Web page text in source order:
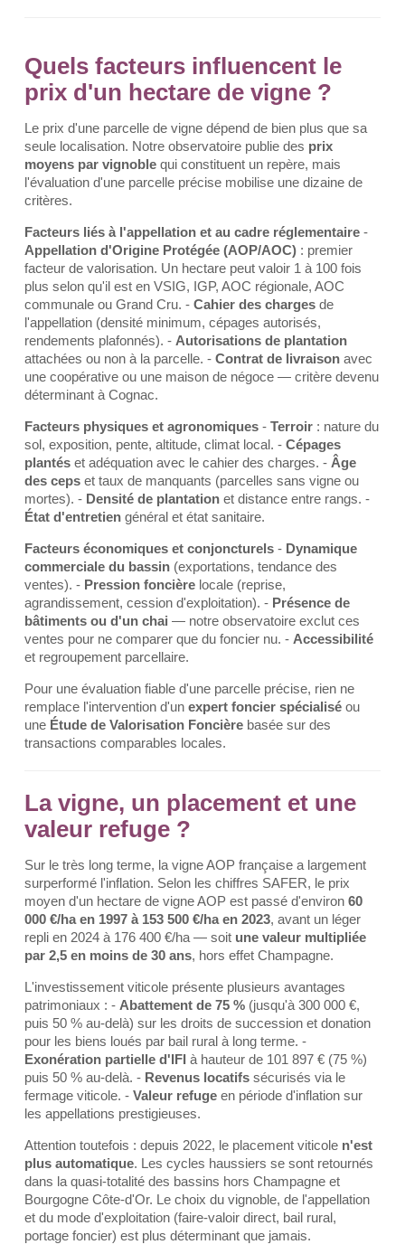
Quels facteurs influencent le
prix d'un hectare de vigne ?
Le prix d'une parcelle de vigne dépend de bien plus que sa
seule localisation. Notre observatoire publie des prix
moyens par vignoble qui constituent un repère, mais
l'évaluation d'une parcelle précise mobilise une dizaine de
critères.
Facteurs liés à l'appellation et au cadre réglementaire -
Appellation d'Origine Protégée (AOP/AOC) : premier
facteur de valorisation. Un hectare peut valoir 1 à 100 fois
plus selon qu'il est en VSIG, IGP, AOC régionale, AOC
communale ou Grand Cru. - Cahier des charges de
l'appellation (densité minimum, cépages autorisés,
rendements plafonnés). - Autorisations de plantation
attachées ou non à la parcelle. - Contrat de livraison avec
une coopérative ou une maison de négoce — critère devenu
déterminant à Cognac.
Facteurs physiques et agronomiques - Terroir : nature du
sol, exposition, pente, altitude, climat local. - Cépages
plantés et adéquation avec le cahier des charges. - Âge
des ceps et taux de manquants (parcelles sans vigne ou
mortes). - Densité de plantation et distance entre rangs. -
État d'entretien général et état sanitaire.
Facteurs économiques et conjoncturels - Dynamique
commerciale du bassin (exportations, tendance des
ventes). - Pression foncière locale (reprise,
agrandissement, cession d'exploitation). - Présence de
bâtiments ou d'un chai — notre observatoire exclut ces
ventes pour ne comparer que du foncier nu. - Accessibilité
et regroupement parcellaire.
Pour une évaluation fiable d'une parcelle précise, rien ne
remplace l'intervention d'un expert foncier spécialisé ou
une Étude de Valorisation Foncière basée sur des
transactions comparables locales.
La vigne, un placement et une
valeur refuge ?
Sur le très long terme, la vigne AOP française a largement
surperformé l'inflation. Selon les chiffres SAFER, le prix
moyen d'un hectare de vigne AOP est passé d'environ 60
000 €/ha en 1997 à 153 500 €/ha en 2023, avant un léger
repli en 2024 à 176 400 €/ha — soit une valeur multipliée
par 2,5 en moins de 30 ans, hors effet Champagne.
L'investissement viticole présente plusieurs avantages
patrimoniaux : - Abattement de 75 % (jusqu'à 300 000 €,
puis 50 % au-delà) sur les droits de succession et donation
pour les biens loués par bail rural à long terme. -
Exonération partielle d'IFI à hauteur de 101 897 € (75 %)
puis 50 % au-delà. - Revenus locatifs sécurisés via le
fermage viticole. - Valeur refuge en période d'inflation sur
les appellations prestigieuses.
Attention toutefois : depuis 2022, le placement viticole n'est
plus automatique. Les cycles haussiers se sont retournés
dans la quasi-totalité des bassins hors Champagne et
Bourgogne Côte-d'Or. Le choix du vignoble, de l'appellation
et du mode d'exploitation (faire-valoir direct, bail rural,
portage foncier) est plus déterminant que jamais.